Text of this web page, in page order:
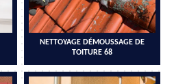
NETTOYAGE DÉMOUSSAGE DE
TOITURE 68